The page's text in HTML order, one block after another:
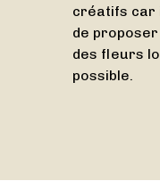
créatifs car
de
des fleurs
possible.